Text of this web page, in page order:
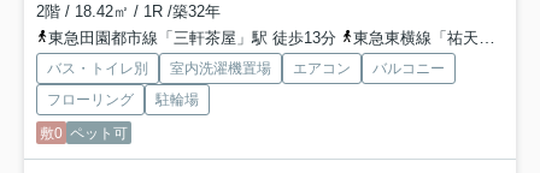
2階 / 18.42㎡ / 1R /築32年
東急田園都市線「三軒茶屋」駅 徒歩13分
東急東横線「祐天寺」駅 徒歩17分
バス・トイレ別 室内洗濯機置場 エアコン
バルコニー
フローリング
駐輪場
敷0 ペット可